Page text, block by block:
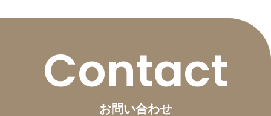
Contact
お問い合わせ